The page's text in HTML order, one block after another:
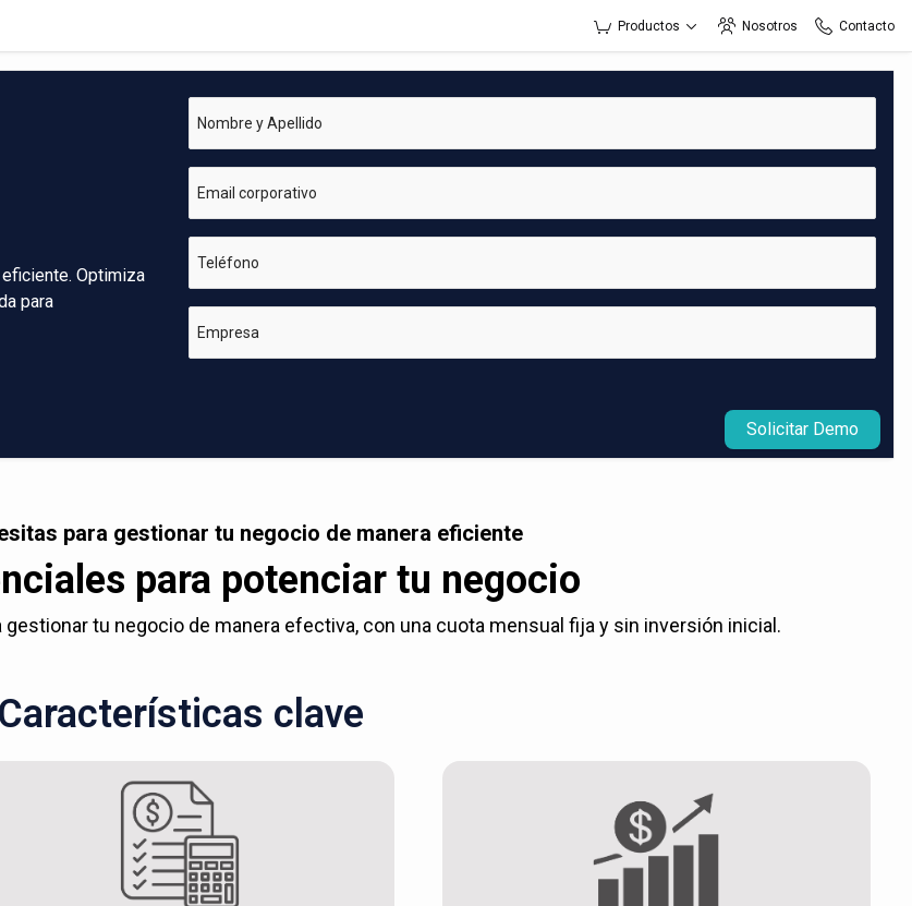
Productos Nosotros Contacto
Optimiza
para
Nombre y Apellido
Email corporativo
Teléfono
Empresa
Solicitar Demo
para gestionar tu negocio de manera eficiente
para potenciar tu negocio
tu negocio de manera efectiva, con una cuota mensual fija y sin inversión inicial.
Características clave